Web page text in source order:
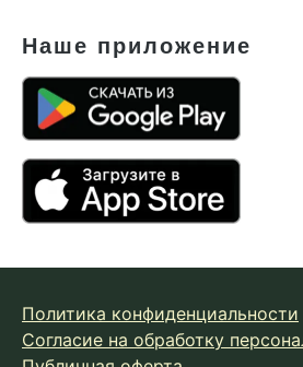
Наше приложение
Политика конфиденциальности
Согласие на обработку